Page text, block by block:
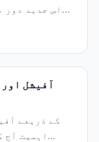
اس جدید دور میں جہاں ٹیکنالوجی ہماری زندگی کا لازمی...
اہمیت آج